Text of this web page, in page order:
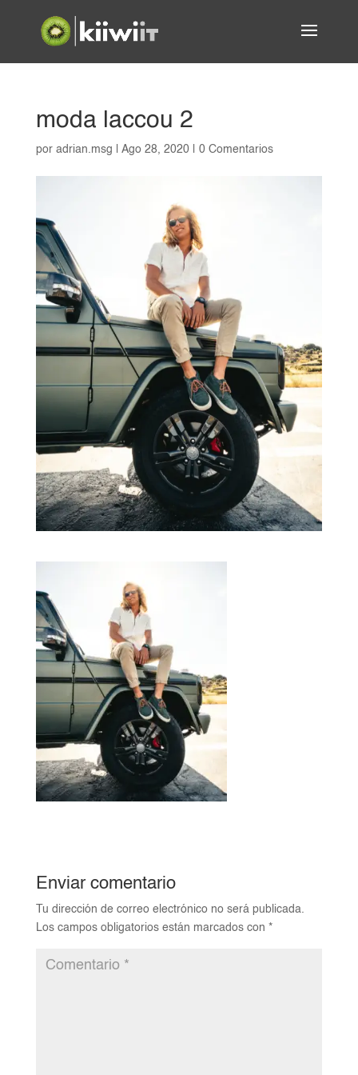
moda laccou 2
por adrian.msg Ago 28, 2020| 0 Comentarios
Enviar comentario
Tu dirección de correo electrónico no será publicada.
Los campos obligatorios están marcados con *